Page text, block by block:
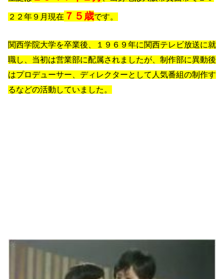
２２年９月現在 ７５歳です。
関西学院大学を卒業後、１９６９年に関西テレビ放送に就
職し、当初は営業部に配属されましたが、制作部に異動後
はプロデューサー、ディレクターとして人気番組の制作す
るなどの活動していました。